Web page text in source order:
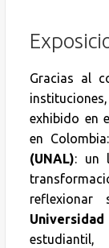
Gracias al
exhibido en
en Colombia:
(UNAL): un